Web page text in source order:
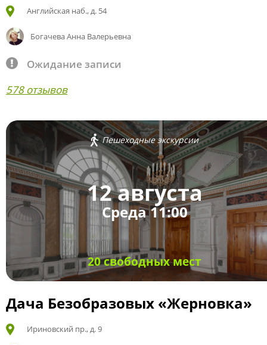
Английская наб., д. 54
Богачева Анна Валерьевна
Ожидание записи
578 отзывов
Пешеходные экскурсии
12 августа
Среда 11:00
20 свободных мест
Дача Безобразовых «Жерновка»
Ириновский пр., д. 9